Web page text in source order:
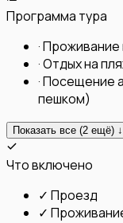
Программа тура
·Проживание
·Отдых на
·Посещение
пешком)
Показать все (2 ещё) ↓
Что включено
✓ Проезд
✓